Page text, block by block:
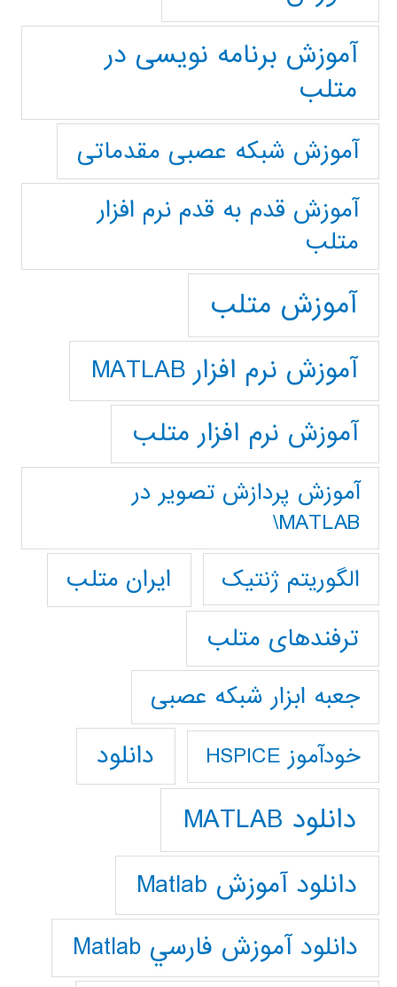
آموزش برنامه نویسی در
متلب
آموزش شبکه عصبی مقدماتی
آموزش قدم به قدم نرم افزار
متلب
آموزش متلب
آموزش نرم افزار MATLAB
آموزش نرم افزار متلب
آموزش پردازش تصوير در
MATLAB\
الگوریتم ژنتیک
ایران متلب
ترفندهای متلب
جعبه ابزار شبکه عصبی
خودآموز HSPICE دانلود
دانلود MATLAB
دانلود آموزش Matlab
دانلود آموزش فارسي Matlab